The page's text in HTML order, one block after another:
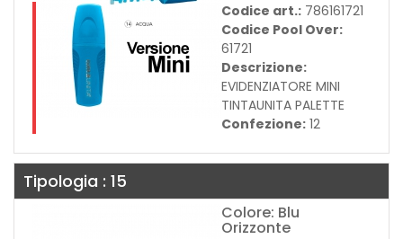
Codice art.: 786161721
Codice Pool Over:
61721
Descrizione:
EVIDENZIATORE MINI
TINTAUNITA PALETTE
Confezione: 12
Tipologia : 15
Colore: Blu
Orizzonte